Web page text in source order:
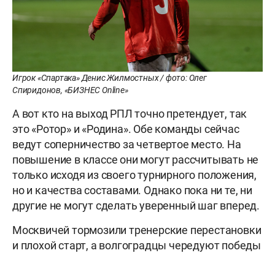
Игрок «Спартака» Денис Жилмостных / фото: Олег
Спиридонов, «БИЗНЕС Online»
А вот кто на выход РПЛ точно претендует, так
это «Ротор» и «Родина». Обе команды сейчас
ведут соперничество за четвертое место. На
повышение в классе они могут рассчитывать не
только исходя из своего турнирного положения,
но и качества составами. Однако пока ни те, ни
другие не могут сделать уверенный шаг вперед.
Москвичей тормозили тренерские перестановки
и плохой старт, а волгоградцы чередуют победы